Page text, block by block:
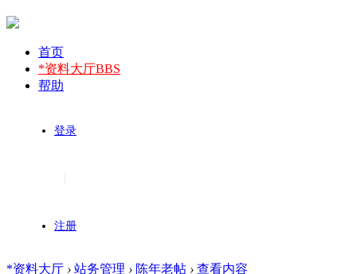
首页
*资料大厅BBS
帮助
登录
注册
*资料大厅 › 站务管理 › 陈年老帖 › 查看内容